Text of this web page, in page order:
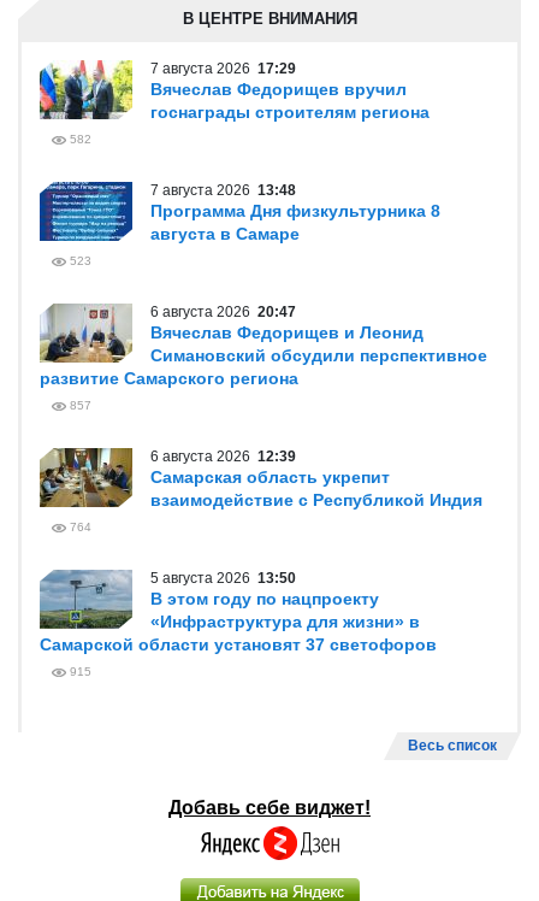
В ЦЕНТРЕ ВНИМАНИЯ
7 августа 2026 17:29
Вячеслав Федорищев вручил
госнаграды строителям региона
582
7 августа 2026 13:48
Программа Дня физкультурника 8
августа в Самаре
523
6 августа 2026 20:47
Вячеслав Федорищев и Леонид
Симановский обсудили перспективное
развитие Самарского региона
857
6 августа 2026 12:39
Самарская область укрепит
взаимодействие с Республикой Индия
764
5 августа 2026 13:50
В этом году по нацпроекту
«Инфраструктура для жизни» в
Самарской области установят 37 светофоров
915
Весь список
Добавь себе виджет!